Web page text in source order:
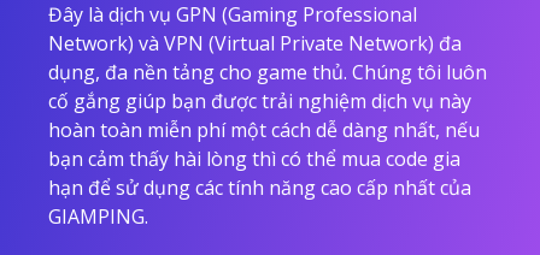
Đây là dịch vụ GPN (Gaming Professional
Network) và VPN (Virtual Private Network) đa
dụng, đa nền tảng cho game thủ. Chúng tôi luôn
cố gắng giúp bạn được trải nghiệm dịch vụ này
hoàn toàn miễn phí một cách dễ dàng nhất, nếu
bạn cảm thấy hài lòng thì có thể mua code gia
hạn để sử dụng các tính năng cao cấp nhất của
GIAMPING.